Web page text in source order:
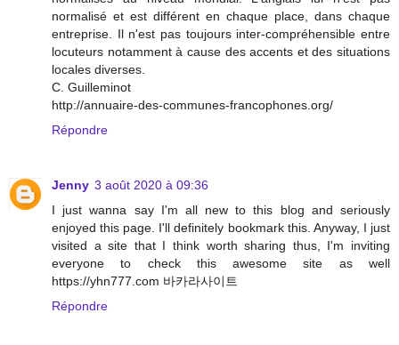
normalisé et est différent en chaque place, dans chaque
entreprise. Il n'est pas toujours inter-compréhensible entre
locuteurs notamment à cause des accents et des situations
locales diverses.
C. Guilleminot
http://annuaire-des-communes-francophones.org/
Répondre
Jenny 3 août 2020 à 09:36
I just wanna say I'm all new to this blog and seriously
enjoyed this page. I'll definitely bookmark this. Anyway, I just
visited a site that I think worth sharing thus, I'm inviting
everyone to check this awesome site as well
https://yhn777.com 바카라사이트
Répondre